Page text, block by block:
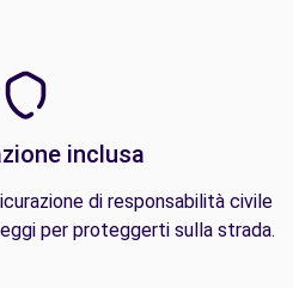
inclusa
di responsabilità civile
per proteggerti sulla strada.